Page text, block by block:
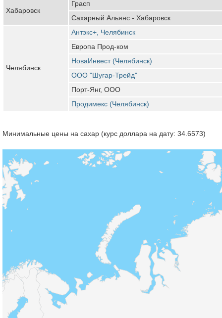
Хабаровск
Грасп
Сахарный Альянс - Хабаровск
Челябинск
Антэкс+, Челябинск
Европа Прод-ком
НоваИнвест (Челябинск)
ООО "Шугар-Трейд"
Порт-Янг, ООО
Продимекс (Челябинск)
Минимальные цены на сахар (курс доллара на дату: 34.6573)